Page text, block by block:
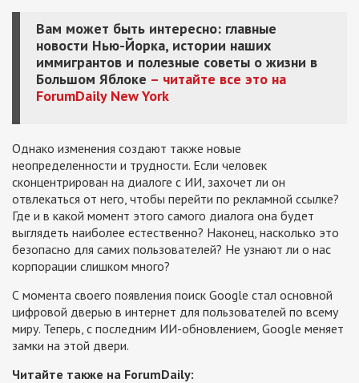
Вам может быть интересно: главные
новости Нью-Йорка, истории наших
иммигрантов и полезные советы о жизни в
Большом Яблоке – читайте все это на
ForumDaily New York
Однако изменения создают также новые
неопределенности и трудности. Если человек
сконцентрирован на диалоге с ИИ, захочет ли он
отвлекаться от него, чтобы перейти по рекламной ссылке?
Где и в какой момент этого самого диалога она будет
выглядеть наиболее естественно? Наконец, насколько это
безопасно для самих пользователей? Не узнают ли о нас
корпорации слишком много?
С момента своего появления поиск Google стал основной
цифровой дверью в интернет для пользователей по всему
миру. Теперь, с последним ИИ-обновлением, Google меняет
замки на этой двери.
Читайте также на ForumDaily: